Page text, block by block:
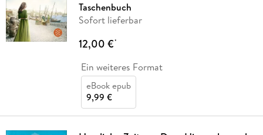
Taschenbuch
Sofort lieferbar
12,00 €*
Ein weiteres Format
eBook epub
9,99 €